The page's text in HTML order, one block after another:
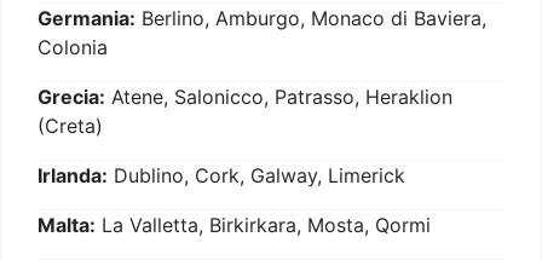
Germania: Berlino, Amburgo, Monaco di Baviera,
Colonia
Grecia: Atene, Salonicco, Patrasso, Heraklion
(Creta)
Irlanda: Dublino, Cork, Galway, Limerick
Malta: La Valletta, Birkirkara, Mosta, Qormi